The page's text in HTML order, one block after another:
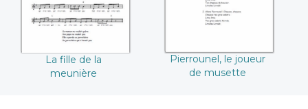
La fille de la
meunière
Pierrounel, le joueur
de musette